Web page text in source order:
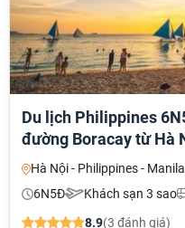
Du lịch Philippines
đường Boracay từ Hà
Hà Nội - Philippines - Manila
6N5Đ
Khách sạn 3 sao
8.9(3 đánh giá)